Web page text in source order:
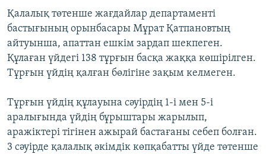
Қалалық төтенше жағдайлар департаменті
бастығының орынбасары Мұрат Қатпановтың
айтуынша, апаттан ешкім зардап шекпеген.
Құлаған үйдегі 138 тұрғын басқа жаққа көшірілген.
Тұрғын үйдің қалған бөлігіне зақым келмеген.
Тұрғын үйдің құлауына сәуірдің 1-і мен 5-і
аралығында үйдің бұрыштары жарылып,
аражіктері тігінен ажырай бастағаны себеп болған.
3 сәуірде қалалық әкімдік көпқабатты үйде төтенше